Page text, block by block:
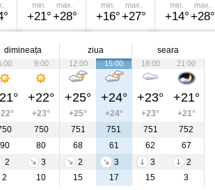
min.
+21°
max.
+28°
min.
+16°
max.
+27°
min.
+14°
max.
+28°
dimineața ziua seara
9:00 12:00 15:00 18:00 21:00
+22° +25° +24° +23° +21°
+23° +25° +24° +23°
+21°
750 751 751 751
752
90 80 68 61 62
67
2 3 2 3 3
2
2 10 15 17 15 3